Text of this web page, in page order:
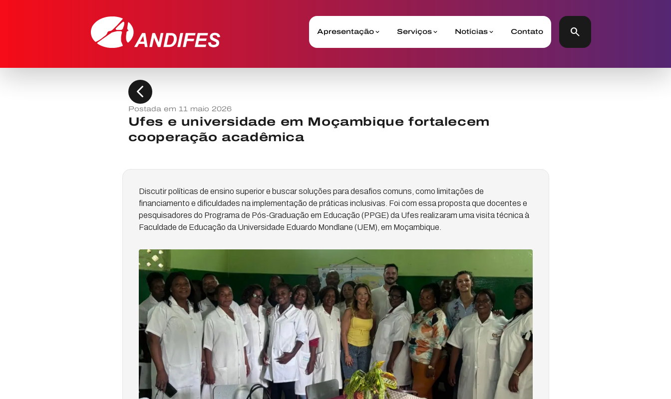
Apresentação Serviços Notícias Contato search
chevron_left
Postada em 11 maio 2026
Ufes e universidade em Moçambique fortalecem
cooperação acadêmica
Discutir políticas de ensino superior e buscar soluções para desafios comuns, como limitações de
financiamento e dificuldades na implementação de práticas inclusivas. Foi com essa proposta que docentes e
pesquisadores do Programa de Pós-Graduação em Educação (PPGE) da Ufes realizaram uma visita técnica à
Faculdade de Educação da Universidade Eduardo Mondlane (UEM), em Moçambique.